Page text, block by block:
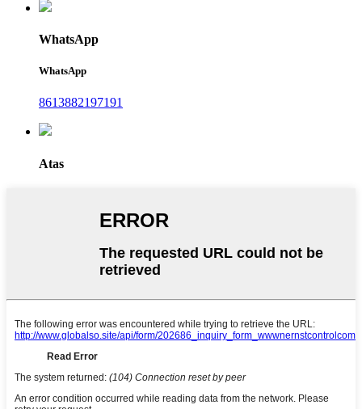
WhatsApp
WhatsApp
8613882197191
Atas